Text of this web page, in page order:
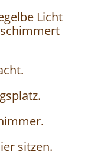
Licht
sitzen.